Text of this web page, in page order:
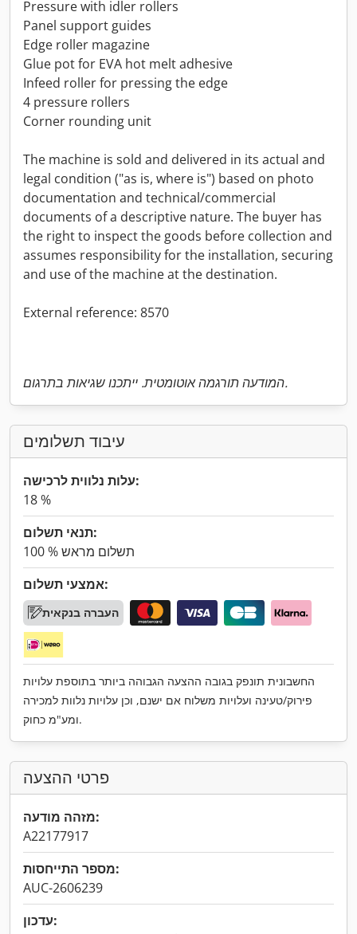
Pressure with idler rollers
Panel support guides
Edge roller magazine
Glue pot for EVA hot melt adhesive
Infeed roller for pressing the edge
4 pressure rollers
Corner rounding unit
The machine is sold and delivered in its actual and
legal condition ("as is, where is") based on photo
documentation and technical/commercial
documents of a descriptive nature. The buyer has
the right to inspect the goods before collection and
assumes responsibility for the installation, securing
and use of the machine at the destination.
External reference: 8570
המודעה תורגמה אוטומטית. ייתכנו שגיאות בתרגום.
עיבוד תשלומים
עלות נלווית לרכישה:
18 %
תנאי תשלום:
100 % תשלום מראש
אמצעי תשלום:
העברה בנקאית
החשבונית תונפק בגובה ההצעה הגבוהה ביותר בתוספת עלויות
פירוק/טעינה ועלויות משלוח אם ישנם, וכן עלויות נלוות למכירה
ומע"מ כחוק.
פרטי ההצעה
מזהה מודעה:
A22177917
מספר התייחסות:
AUC-2606239
עדכון: